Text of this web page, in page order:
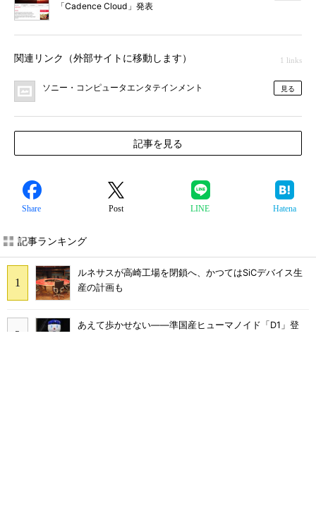
「Cadence Cloud」発表
関連リンク（外部サイトに移動します） 1 links
ソニー・コンピュータエンタテインメント 見る
記事を見る
Share Post LINE Hatena
記事ランキング
ルネサスが高崎工場を閉鎖へ、かつてはSiCデバイス生
産の計画も
あえて歩かせない――準国産ヒューマノイド「D1」登